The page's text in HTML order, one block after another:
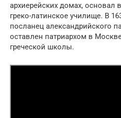
архиерейских домах,
греко-латинское училище. В
посланец александрийского
оставлен патриархом в
греческой школы.